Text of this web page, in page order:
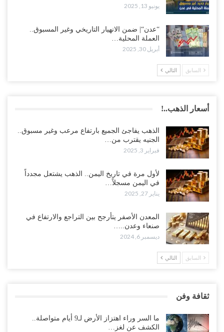
يونيو 13, 2025
“عدن“| ضمن الانهيار التاريخي وغير المسبوق..
العملة المحلية…
أبريل 30, 2025
السابق التالي
أسعار الذهب..!
الذهب يفاجئ الجميع بارتفاع مرعب وغير مسبوق..
الجنيه يقترب من…
فبراير 3, 2025
لأول مرة في تاريخ اليمن.. الذهب يشتعل مجدداً
في اليمن مسجلاً…
يناير 27, 2025
المعدن الأصفر يتأرجح بين التراجع والارتفاع في
صنعاء وعدن..…
ديسمبر 6, 2024
السابق التالي
ثقافة وفن
ما السر وراء اهتزاز الأرض لـ9 أيام متواصلة..
الكشف عن لغز…